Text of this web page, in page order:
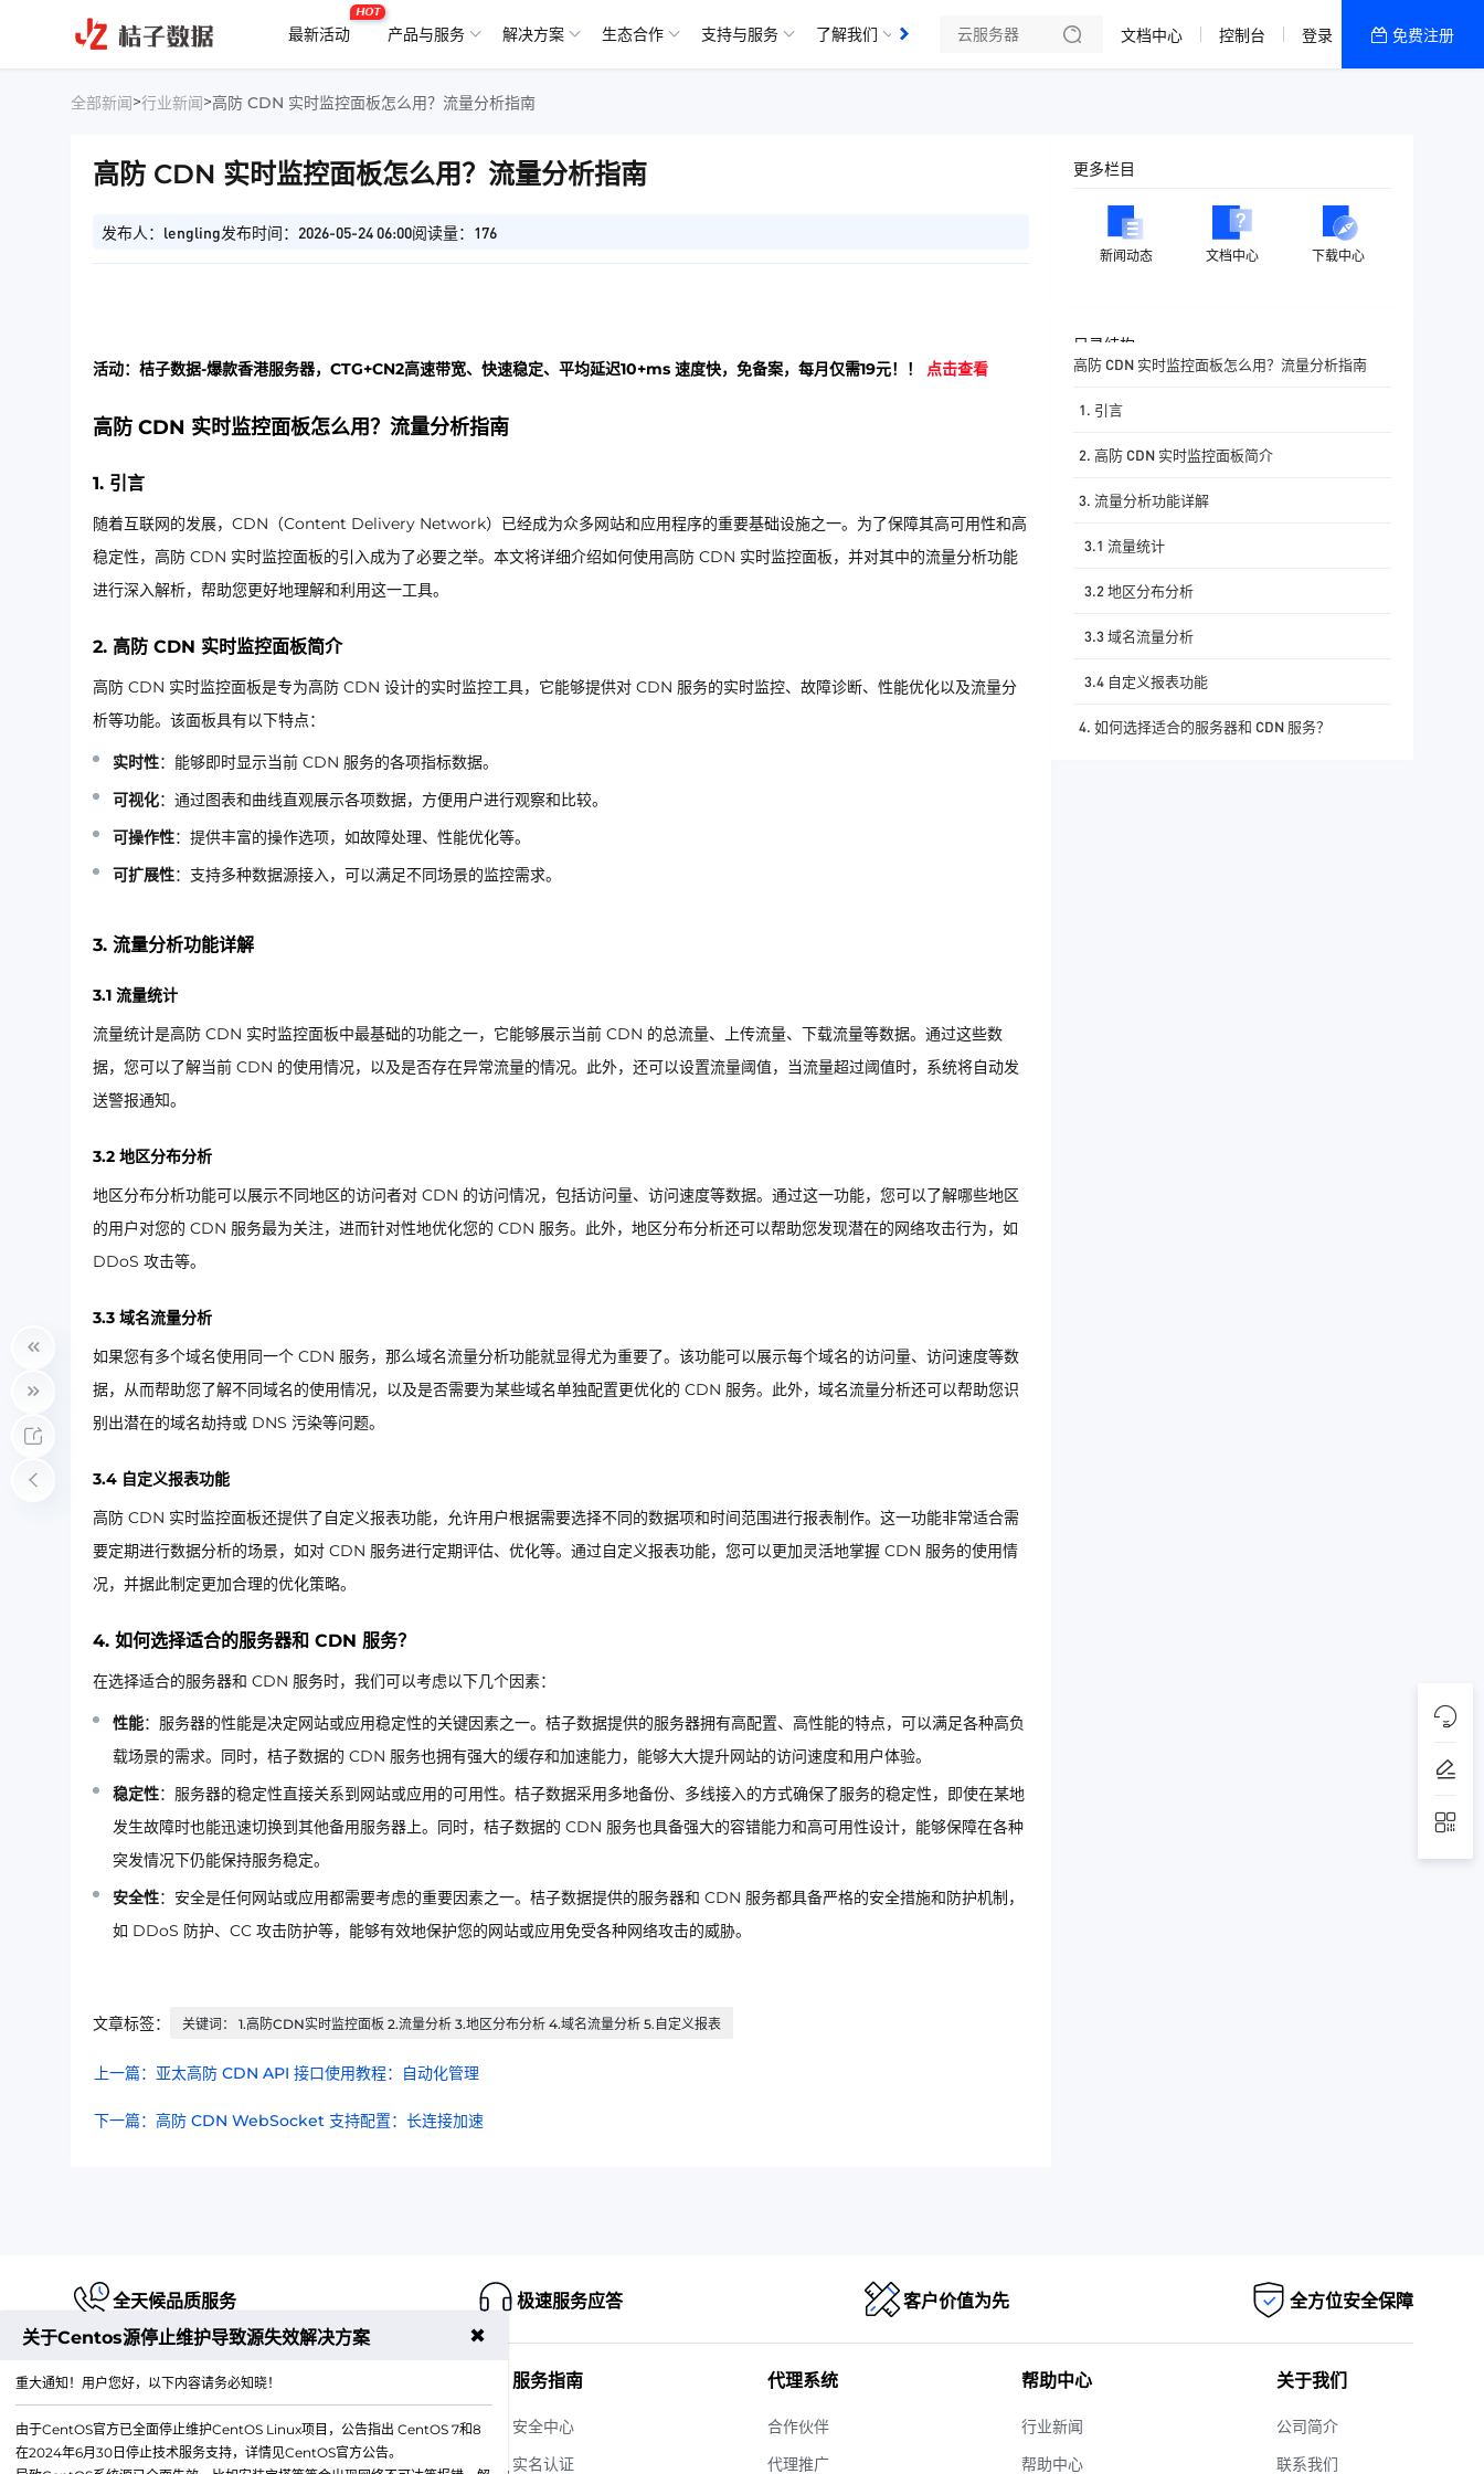
最新活动
HOT
产品与服务 解决方案 生态合作 支持与服务
了解我们
香港精品CN2云
文档中心 控制台 登录 免费注册
全部新闻>行业新闻>高防 CDN 实时监控面板怎么用？流量分析指南
高防 CDN 实时监控面板怎么用？流量分析指南
发布人：lengling发布时间：2026-05-24 06:00阅读量：176
活动：桔子数据-爆款香港服务器，CTG+CN2高速带宽、快速稳定、平均延迟10+ms 速度快，免备案，每月仅需19元！！ 点击查看
高防 CDN 实时监控面板怎么用？流量分析指南
1. 引言
随着互联网的发展，CDN（Content Delivery Network）已经成为众多网站和应用程序的重要基础设施之一。为了保障其高可用性和高
稳定性，高防 CDN 实时监控面板的引入成为了必要之举。本文将详细介绍如何使用高防 CDN 实时监控面板，并对其中的流量分析功能
进行深入解析，帮助您更好地理解和利用这一工具。
2. 高防 CDN 实时监控面板简介
高防 CDN 实时监控面板是专为高防 CDN 设计的实时监控工具，它能够提供对 CDN 服务的实时监控、故障诊断、性能优化以及流量分
析等功能。该面板具有以下特点：
实时性：能够即时显示当前 CDN 服务的各项指标数据。
可视化：通过图表和曲线直观展示各项数据，方便用户进行观察和比较。
可操作性：提供丰富的操作选项，如故障处理、性能优化等。
可扩展性：支持多种数据源接入，可以满足不同场景的监控需求。
3. 流量分析功能详解
3.1 流量统计
流量统计是高防 CDN 实时监控面板中最基础的功能之一，它能够展示当前 CDN 的总流量、上传流量、下载流量等数据。通过这些数
据，您可以了解当前 CDN 的使用情况，以及是否存在异常流量的情况。此外，还可以设置流量阈值，当流量超过阈值时，系统将自动发
送警报通知。
3.2 地区分布分析
地区分布分析功能可以展示不同地区的访问者对 CDN 的访问情况，包括访问量、访问速度等数据。通过这一功能，您可以了解哪些地区
的用户对您的 CDN 服务最为关注，进而针对性地优化您的 CDN 服务。此外，地区分布分析还可以帮助您发现潜在的网络攻击行为，如
DDoS 攻击等。
3.3 域名流量分析
如果您有多个域名使用同一个 CDN 服务，那么域名流量分析功能就显得尤为重要了。该功能可以展示每个域名的访问量、访问速度等数
据，从而帮助您了解不同域名的使用情况，以及是否需要为某些域名单独配置更优化的 CDN 服务。此外，域名流量分析还可以帮助您识
别出潜在的域名劫持或 DNS 污染等问题。
3.4 自定义报表功能
高防 CDN 实时监控面板还提供了自定义报表功能，允许用户根据需要选择不同的数据项和时间范围进行报表制作。这一功能非常适合需
要定期进行数据分析的场景，如对 CDN 服务进行定期评估、优化等。通过自定义报表功能，您可以更加灵活地掌握 CDN 服务的使用情
况，并据此制定更加合理的优化策略。
4. 如何选择适合的服务器和 CDN 服务？
在选择适合的服务器和 CDN 服务时，我们可以考虑以下几个因素：
性能：服务器的性能是决定网站或应用稳定性的关键因素之一。桔子数据提供的服务器拥有高配置、高性能的特点，可以满足各种高负
载场景的需求。同时，桔子数据的 CDN 服务也拥有强大的缓存和加速能力，能够大大提升网站的访问速度和用户体验。
稳定性：服务器的稳定性直接关系到网站或应用的可用性。桔子数据采用多地备份、多线接入的方式确保了服务的稳定性，即使在某地
发生故障时也能迅速切换到其他备用服务器上。同时，桔子数据的 CDN 服务也具备强大的容错能力和高可用性设计，能够保障在各种
突发情况下仍能保持服务稳定。
安全性：安全是任何网站或应用都需要考虑的重要因素之一。桔子数据提供的服务器和 CDN 服务都具备严格的安全措施和防护机制，
如 DDoS 防护、CC 攻击防护等，能够有效地保护您的网站或应用免受各种网络攻击的威胁。
文章标签： 关键词： 1.高防CDN实时监控面板 2.流量分析 3.地区分布分析 4.域名流量分析 5.自定义报表
上一篇：亚太高防 CDN API 接口使用教程：自动化管理
下一篇：高防 CDN WebSocket 支持配置：长连接加速
更多栏目
新闻动态 文档中心 下载中心
目录结构
高防 CDN 实时监控面板怎么用？流量分析指南
1. 引言
2. 高防 CDN 实时监控面板简介
3. 流量分析功能详解
3.1 流量统计
3.2 地区分布分析
3.3 域名流量分析
3.4 自定义报表功能
4. 如何选择适合的服务器和 CDN 服务？
全天候品质服务 极速服务应答 客户价值为先 全方位安全保障
江苏铭联云计算有限公司
服务指南
安全中心
实名认证
代理系统
合作伙伴
代理推广
帮助中心
行业新闻
帮助中心
关于我们
公司简介
联系我们
关于Centos源停止维护导致源失效解决方案 ✖
重大通知！用户您好，以下内容请务必知晓！
由于CentOS官方已全面停止维护CentOS Linux项目，公告指出 CentOS 7和8
在2024年6月30日停止技术服务支持，详情见CentOS官方公告。